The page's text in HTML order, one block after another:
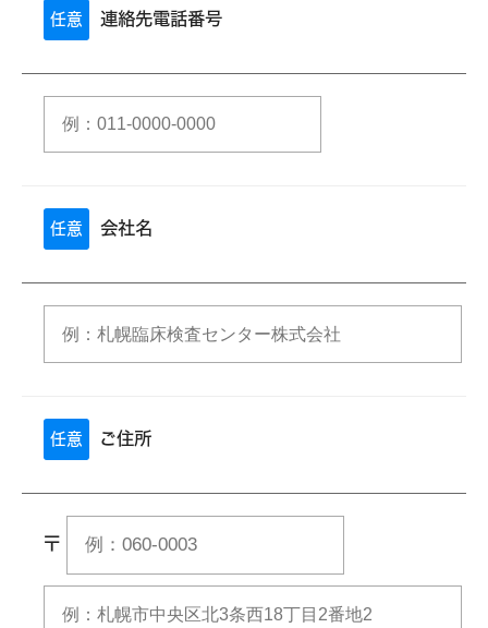
任意 連絡先電話番号
任意 会社名
任意 ご住所
〒